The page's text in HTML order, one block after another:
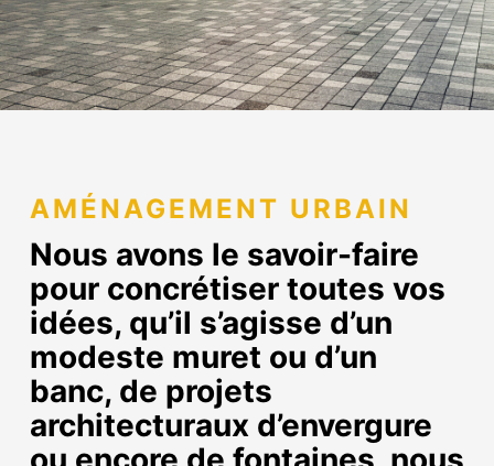
AMÉNAGEMENT URBAIN
Nous avons le savoir-faire
pour concrétiser toutes vos
idées, qu’il s’agisse d’un
modeste muret ou d’un
banc, de projets
architecturaux d’envergure